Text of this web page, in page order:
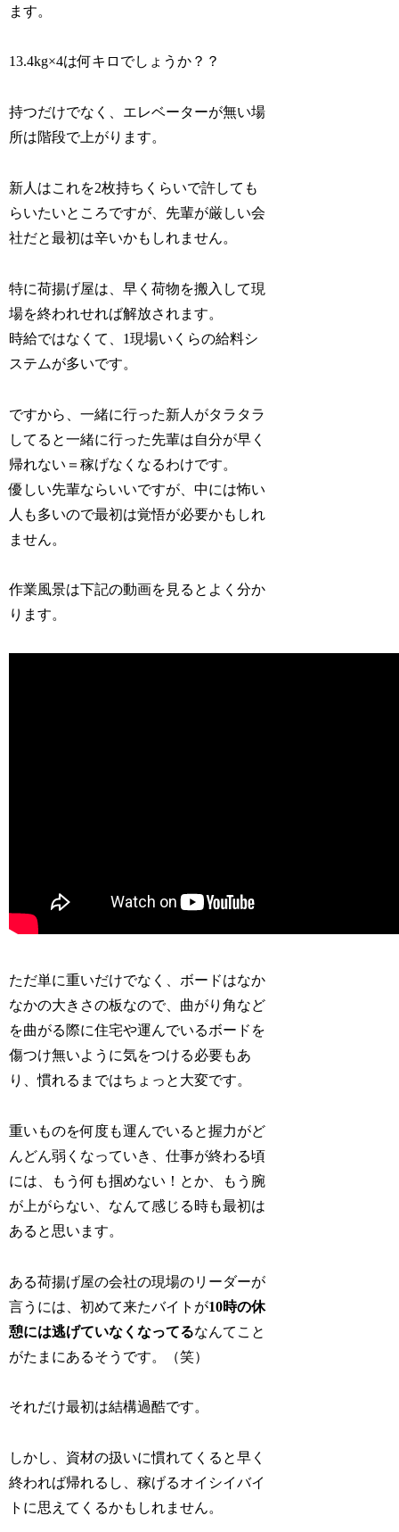
ます。
13.4kg×4は何キロでしょうか？？
持つだけでなく、エレベーターが無い場
所は階段で上がります。
新人はこれを2枚持ちくらいで許しても
らいたいところですが、先輩が厳しい会
社だと最初は辛いかもしれません。
特に荷揚げ屋は、早く荷物を搬入して現
場を終われせれば解放されます。
時給ではなくて、1現場いくらの給料シ
ステムが多いです。
ですから、一緒に行った新人がタラタラ
してると一緒に行った先輩は自分が早く
帰れない＝稼げなくなるわけです。
優しい先輩ならいいですが、中には怖い
人も多いので最初は覚悟が必要かもしれ
ません。
作業風景は下記の動画を見るとよく分か
ります。
ただ単に重いだけでなく、ボードはなか
なかの大きさの板なので、曲がり角など
を曲がる際に住宅や運んでいるボードを
傷つけ無いように気をつける必要もあ
り、慣れるまではちょっと大変です。
重いものを何度も運んでいると握力がど
んどん弱くなっていき、仕事が終わる頃
には、もう何も掴めない！とか、もう腕
が上がらない、なんて感じる時も最初は
あると思います。
ある荷揚げ屋の会社の現場のリーダーが
言うには、初めて来たバイトが10時の休
憩には逃げていなくなってるなんてこと
がたまにあるそうです。（笑）
それだけ最初は結構過酷です。
しかし、資材の扱いに慣れてくると早く
終われば帰れるし、稼げるオイシイバイ
トに思えてくるかもしれません。